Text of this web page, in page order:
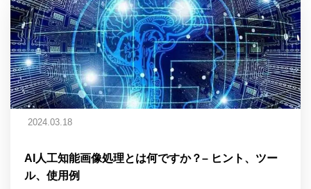
2024.03.18
AI人工知能画像処理とは何ですか？– ヒント、ツー
ル、使用例